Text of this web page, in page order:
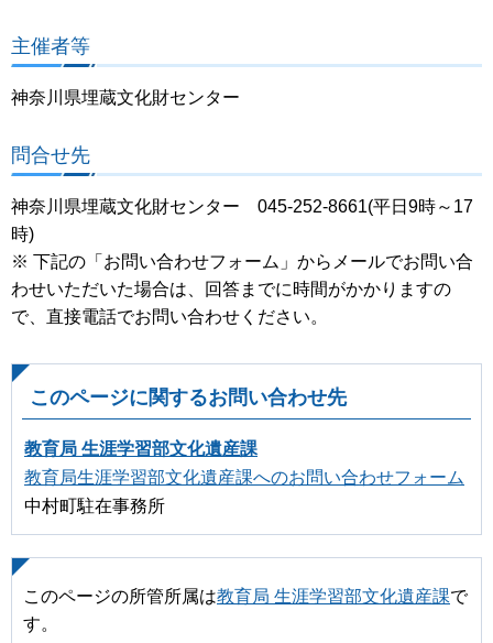
主催者等
神奈川県埋蔵文化財センター
問合せ先
神奈川県埋蔵文化財センター 045-252-8661(平日9時～17
時)
※ 下記の「お問い合わせフォーム」からメールでお問い合
わせいただいた場合は、回答までに時間がかかりますの
で、直接電話でお問い合わせください。
このページに関するお問い合わせ先
教育局 生涯学習部文化遺産課
教育局生涯学習部文化遺産課へのお問い合わせフォーム
中村町駐在事務所
このページの所管所属は教育局 生涯学習部文化遺産課で
す。